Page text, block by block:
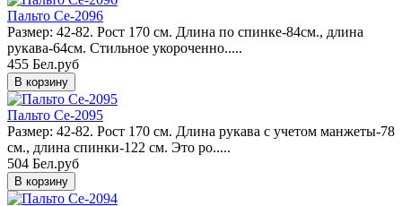
Пальто Ce-2096
Размер: 42-82. Рост 170 см. Длина по спинке-84см., длина
рукава-64см. Стильное укороченно.....
455 Бел.руб
Пальто Ce-2095
Размер: 42-82. Рост 170 см. Длина рукава с учетом манжеты-78
см., длина спинки-122 см. Это ро.....
504 Бел.руб